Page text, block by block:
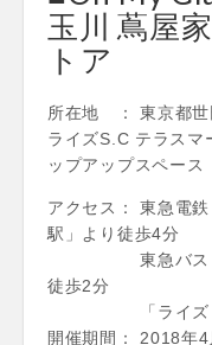
玉川 蔦屋
トア
所在地 ： 東京都世
ライズS.C テラスマ
ップアップスペース
アクセス： 東急電
駅」より徒歩4分
東急バス・小
徒歩2分
「ライズ・プ
開催期間： 2018年